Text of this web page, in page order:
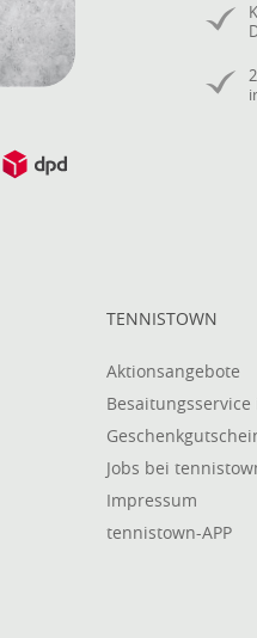
TENNISTOWN
Aktionsangebote
Jobs bei
Impressum
tennistown-APP